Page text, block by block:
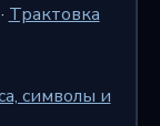
· Трактовка
символы и